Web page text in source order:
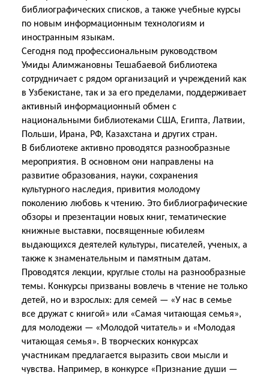
библиографических списков, а также учебные курсы
по новым информационным технологиям и
иностранным языкам.
Сегодня под профессиональным руководством
Умиды Алимжановны Тешабаевой библиотека
сотрудничает с рядом организаций и учреждений как
в Узбекистане, так и за его пределами, поддерживает
активный информационный обмен с
национальными библиотеками США, Египта, Латвии,
Польши, Ирана, РФ, Казахстана и других стран.
В библиотеке активно проводятся разнообразные
мероприятия. В основном они направлены на
развитие образования, науки, сохранения
культурного наследия, привития молодому
поколению любовь к чтению. Это библиографические
обзоры и презентации новых книг, тематические
книжные выставки, посвященные юбилеям
выдающихся деятелей культуры, писателей, ученых, а
также к знаменательным и памятным датам.
Проводятся лекции, круглые столы на разнообразные
темы. Конкурсы призваны вовлечь в чтение не только
детей, но и взрослых: для семей — «У нас в семье
все дружат с книгой» или «Самая читающая семья»,
для молодежи — «Молодой читатель» и «Молодая
читающая семья». В творческих конкурсах
участникам предлагается выразить свои мысли и
чувства. Например, в конкурсе «Признание души —